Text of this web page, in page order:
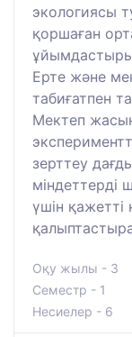
экологиясы
қоршаған
Ерте және
табиғатпен
Мектеп
зерттеу
міндеттерді
үшін қажетті
Оқу жылы - 3
Семестр - 1
Несиелер - 6